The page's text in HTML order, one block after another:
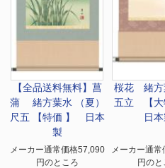
【全品送料無料】 菖
蒲 緒方葉水 （夏）
尺五 【特価 】 日本
製
メーカー通常価格57,090
円のところ
桜花 緒
五立 【
日
メーカー通
円のと